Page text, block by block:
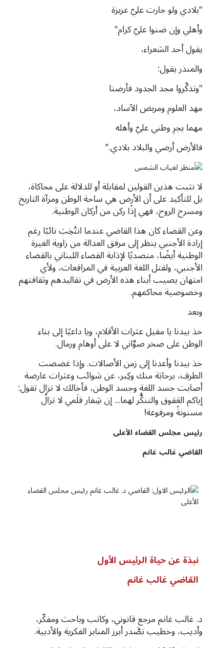
"بلادي ولو جارت عليّ عزيزة
وأهلي وإن ضنوا عليّ كرام"
يقول أحد الشعراء،
والمنذر يقول:
"وتذكَّروا مجد الجدود فأرضنا
مهد العلوم ومربض الآساد،
مهما يجرِ وطني عليّ وأهله
فالأرض أرضي والبلاد بلادي."
لا نثبت هذين القولين لمقابلة أو للدلالة على محاكاة،
بل للتأكيد على أن الأرض هي ساحة الوطن ومرآة التاريخ
ومسرح الروح، فهي إذًا ركن من أركان الوطنية.
وعن القضاء كان هذا القاضي عندما انتُخِبَ نائبًا رغم
إرادة الأجنبي ينظر إلى مرفق العدالة من زاوية الغيرة
الوطنية أيضًا، متصديًا لإذابة القضاء اللبناني بالقضاء
الأجنبي، ولقتل اللغة العربية في المرافعات، ولأي
امتهان يصيب أبناء هذه الأرض في تقاليدهم وثقافتهم
وخصوصيةمحاكمهم.
وبعد
خذ بيدنا يا مقيل عثرات الأقلام، ويا داعيًا إلى بناء
الوطن على صخر صوَّاني لا على أوهام ورمال.
خذ بيدنا وأعدنا إلى زمن الأصالات. وإذا غضضت
الطرف، برحابَة منك وكِبر، عن شوائب وعثرات عارضة
أصابت جسد اللغة وجسد الوطن، فأخالك لا تزال تقول:
إياكم العَقوق والتنكُّر لهما... إن شِفار قلَمي لا تزالُ
مسنونةً ومرفوعة!
رئيس مجلس القضاءالأعلى
القاضي غالب غانم
نبذة عن حياة الرئيس الأول
القاضي غالب غانم
د. غالب غانم مرجع قانوني، وكاتب وباحث ومفكّر،
وأديب، وخطيب تصَّدر أبرز المنابر الفكرية والأدبية.